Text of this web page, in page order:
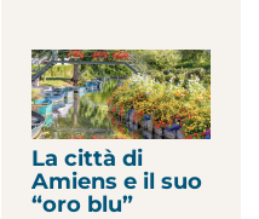
La città di
Amiens e il suo
“oro blu”